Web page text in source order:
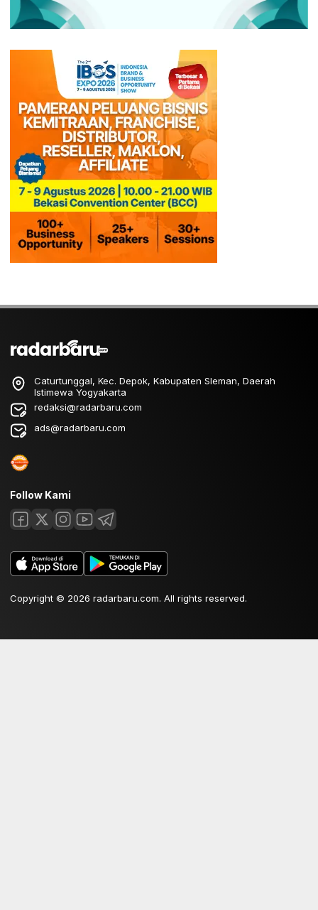
Caturtunggal, Kec. Depok, Kabupaten Sleman, Daerah
Istimewa Yogyakarta
redaksi@radarbaru.com
ads@radarbaru.com
Follow Kami
Copyright © 2026 radarbaru.com. All rights reserved.